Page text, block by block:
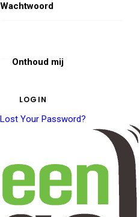
Wachtwoord
Onthoud mij
Lost Your Password?